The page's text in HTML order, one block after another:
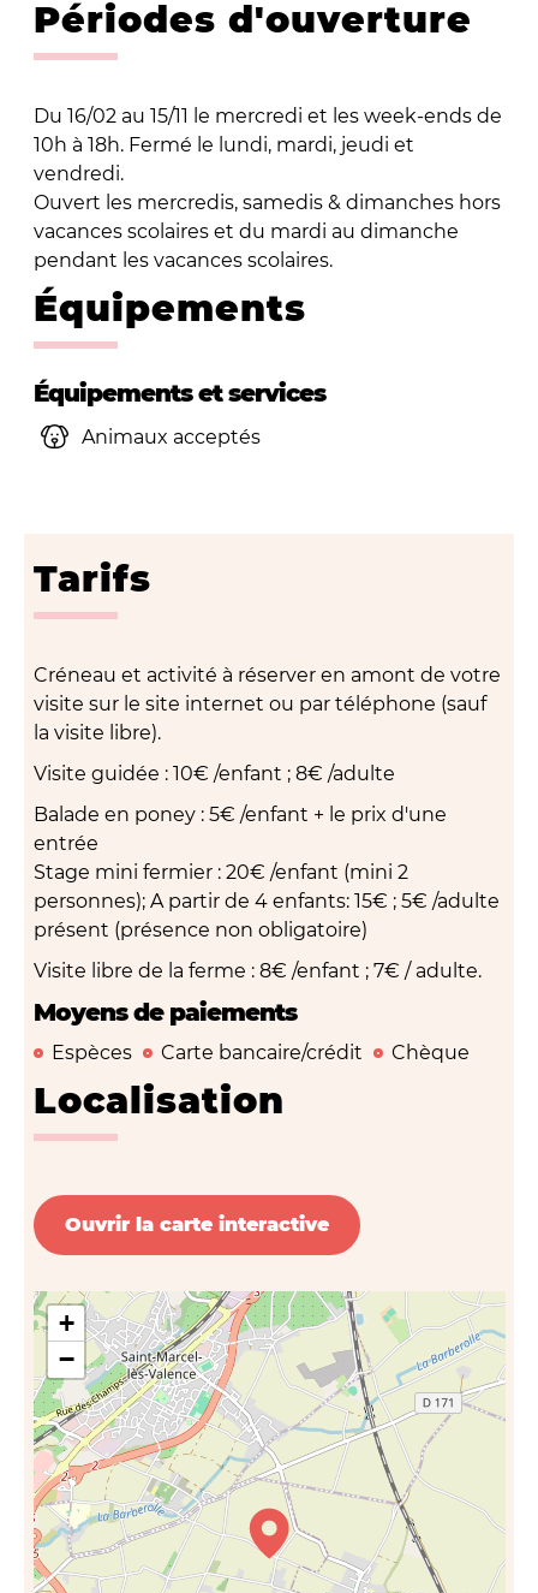
Périodes d'ouverture
Du 16/02 au 15/11 le mercredi et les week-ends de
10h à 18h. Fermé le lundi, mardi, jeudi et
vendredi.
Ouvert les mercredis, samedis & dimanches hors
vacances scolaires et du mardi au dimanche
pendant les vacances scolaires.
Équipements
Équipements et services
Animaux acceptés
Tarifs
Créneau et activité à réserver en amont de votre
visite sur le site internet ou par téléphone (sauf
la visite libre).
Visite guidée : 10€ /enfant ; 8€ /adulte
Balade en poney : 5€ /enfant + le prix d'une
entrée
Stage mini fermier : 20€ /enfant (mini 2
personnes); A partir de 4 enfants: 15€ ; 5€ /adulte
présent (présence non obligatoire)
Visite libre de la ferme : 8€ /enfant ; 7€ / adulte.
Moyens de paiements
Espèces Carte bancaire/crédit Chèque
Localisation
Ouvrir la carte interactive
+
−